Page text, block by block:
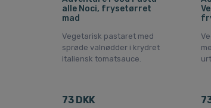
alle Noci, frysetørret
mad
Vegetarisk pastaret med
sprøde valnødder i krydret
italiensk tomatsauce.
73 DKK